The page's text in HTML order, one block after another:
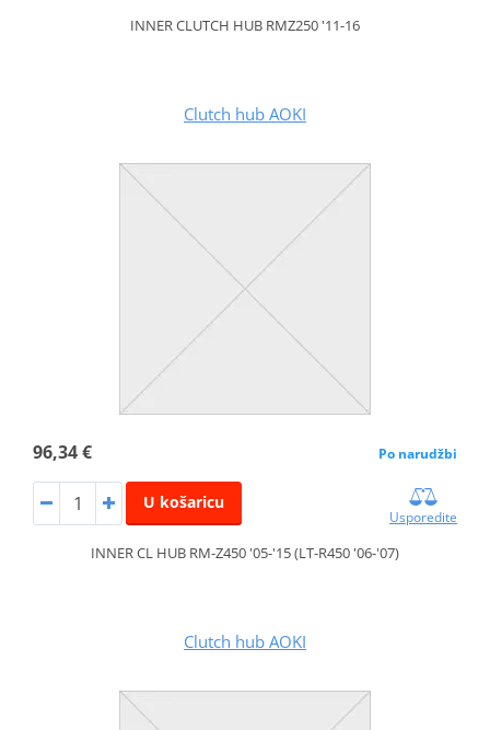
INNER CLUTCH HUB RMZ250 '11-16
Clutch hub AOKI
96,34 € Po narudžbi
U košaricu
Usporedite
INNER CL HUB RM-Z450 '05-'15 (LT-R450 '06-'07)
Clutch hub AOKI